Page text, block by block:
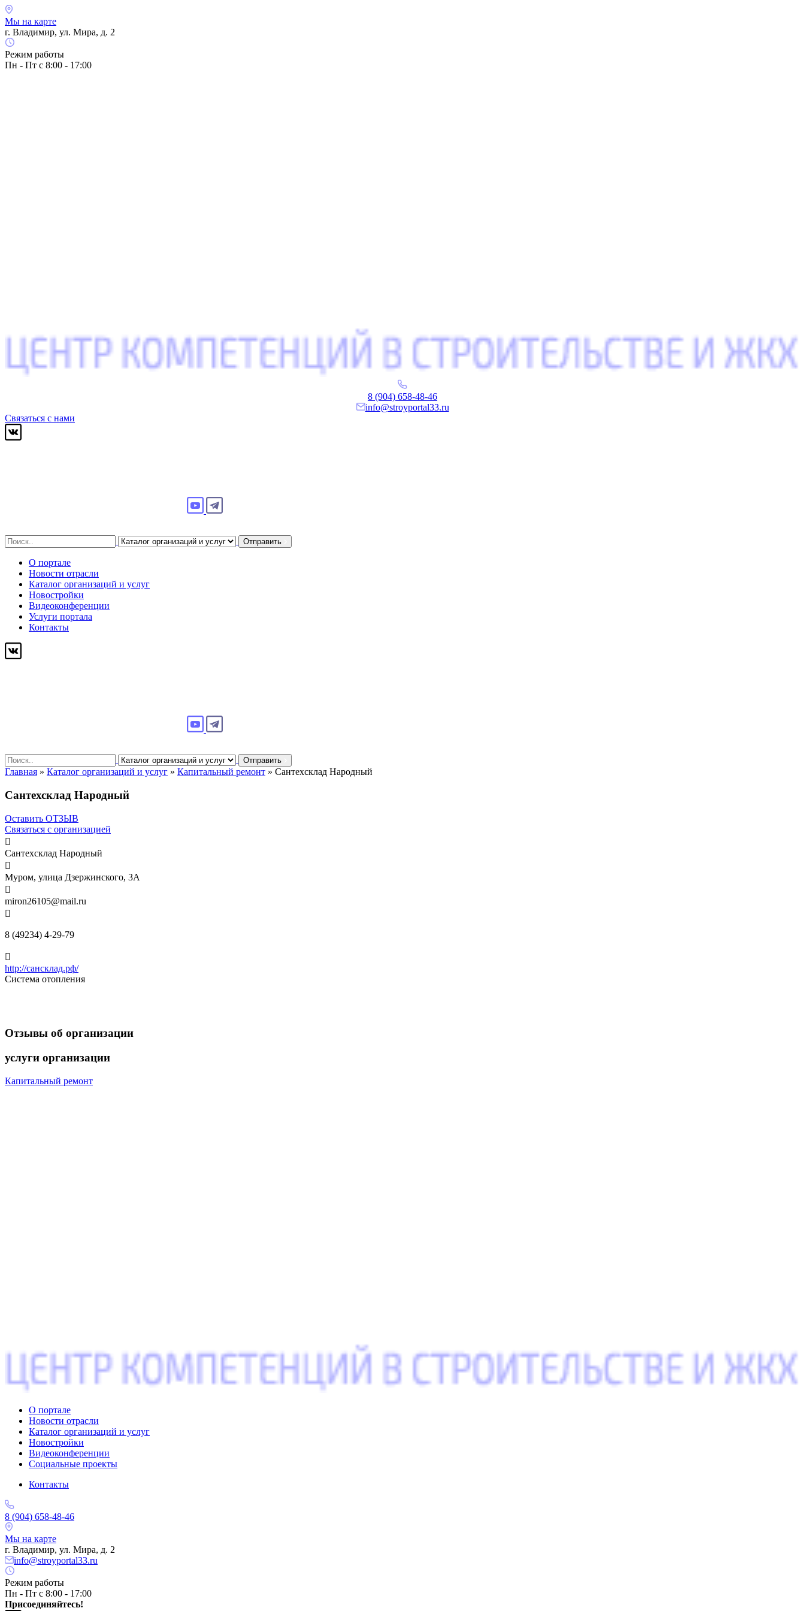
Мы на карте
г. Владимир, ул. Мира, д. 2
Режим работы
Пн - Пт с 8:00 - 17:00
8 (904) 658-48-46
info@stroyportal33.ru
Связаться с нами
Search
for:
Отправить
О портале
Новости отрасли
Каталог организаций и услуг
Новостройки
Видеоконференции
Услуги портала
Контакты
Search
for:
Отправить
Главная » Каталог организаций и услуг » Капитальный ремонт » Сантехсклад Народный
Сантехсклад Народный
Оставить ОТЗЫВ
Связаться с организацией

Сантехсклад Народный

Муром, улица Дзержинского, 3А

miron26105@mail.ru

8 (49234) 4-29-79

http://сансклад.рф/
Система отопления
Отзывы об организации
услуги организации
Капитальный ремонт
О портале
Новости отрасли
Каталог организаций и услуг
Новостройки
Видеоконференции
Социальные проекты
Контакты
8 (904) 658-48-46
Мы на карте
г. Владимир, ул. Мира, д. 2
info@stroyportal33.ru
Режим работы
Пн - Пт с 8:00 - 17:00
Присоединяйтесь!